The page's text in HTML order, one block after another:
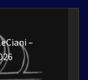
–